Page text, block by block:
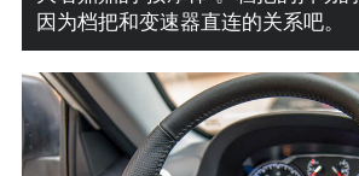
因为档把和变速器直连的关系吧。